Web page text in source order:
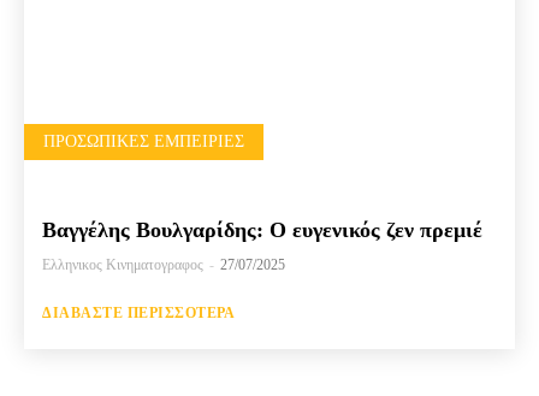
ΠΡΟΣΩΠΙΚΈΣ ΕΜΠΕΙΡΊΕΣ
Βαγγέλης Βουλγαρίδης: Ο ευγενικός ζεν πρεμιέ
Ελληνικος Κινηματογραφος - 27/07/2025
ΔΙΑΒΆΣΤΕ ΠΕΡΙΣΣΌΤΕΡΑ